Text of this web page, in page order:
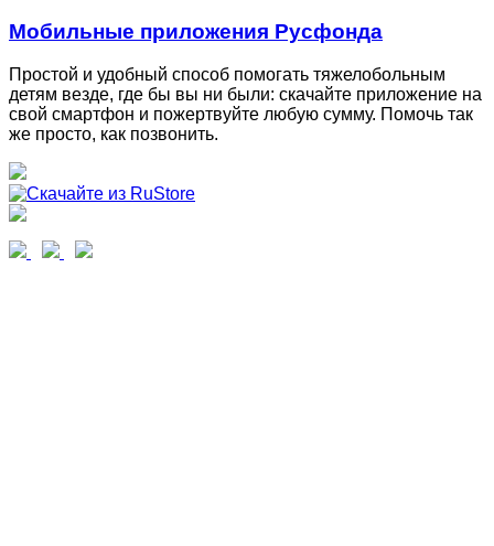
Мобильные приложения Русфонда
Простой и удобный способ помогать тяжелобольным
детям везде, где бы вы ни были: скачайте приложение на
свой смартфон и пожертвуйте любую сумму. Помочь так
же просто, как позвонить.